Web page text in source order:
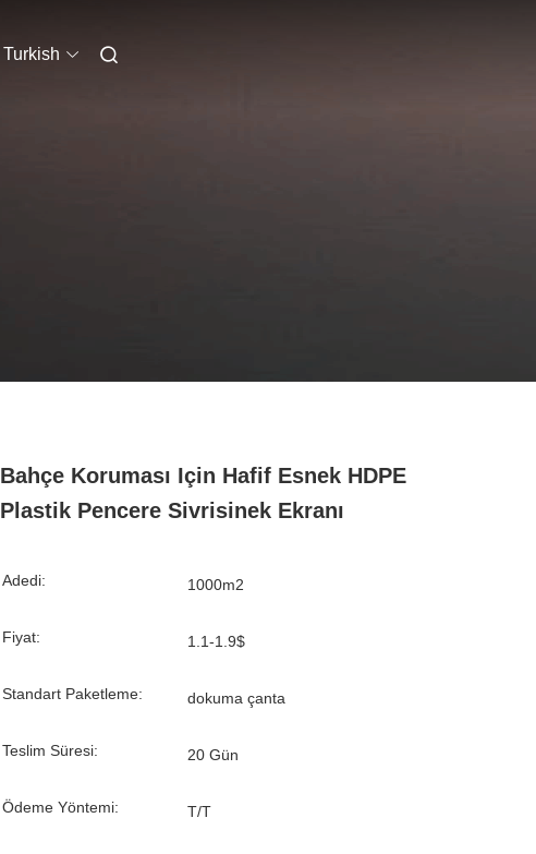
Turkish
Bahçe Koruması Için Hafif Esnek HDPE
Plastik Pencere Sivrisinek Ekranı
Adedi: 1000m2
Fiyat: 1.1-1.9$
Standart Paketleme: dokuma çanta
Teslim Süresi: 20 Gün
Ödeme Yöntemi: T/T